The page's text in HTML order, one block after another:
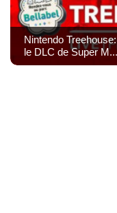
Nintendo
le DLC de Super M...